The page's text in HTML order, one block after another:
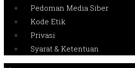
Pedoman Media Siber
Kode Etik
Privasi
Syarat & Ketentuan